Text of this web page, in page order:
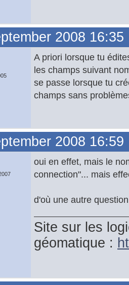
2008 16:35
A priori lorsque tu
les champs suivant
se passe lorsque tu
champs sans
2008 16:59
oui en effet, mais le
connection"... mais
d'où une autre
Site sur les
géomatique :